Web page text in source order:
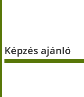
Képzés ajánló